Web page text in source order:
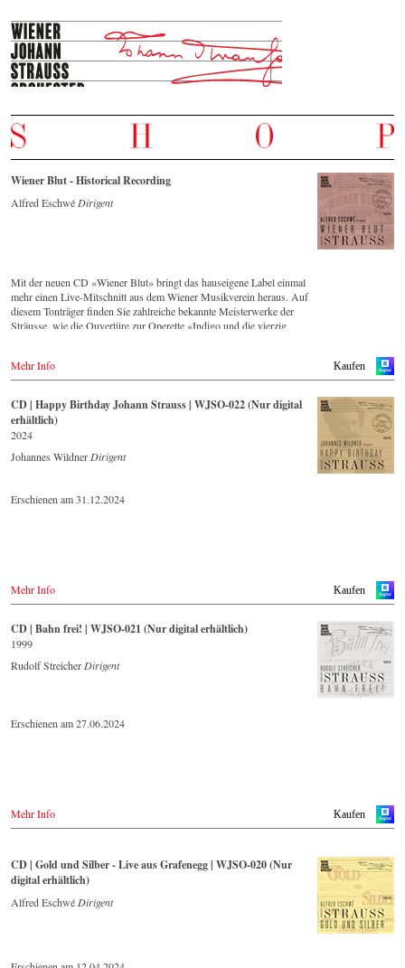
Wiener Blut - Historical Recording
Alfred Eschwé Dirigent
Mit der neuen CD «Wiener Blut» bringt das hauseigene Label einmal
mehr einen Live-Mitschnitt aus dem Wiener Musikverein heraus. Auf
diesem Tonträger finden Sie zahlreiche bekannte Meisterwerke der
Sträusse, wie die Ouvertüre zur Operette «Indigo und die vierzig
verfügbar.
Kaufen
Mehr Info
CD | Happy Birthday Johann Strauss | WJSO-022 (Nur digital
erhältlich)
2024
Johannes Wildner Dirigent
Erschienen am 31.12.2024
Kaufen
Mehr Info
CD | Bahn frei! | WJSO-021 (Nur digital erhältlich)
1999
Rudolf Streicher Dirigent
Erschienen am 27.06.2024
Kaufen
Mehr Info
CD | Gold und Silber - Live aus Grafenegg | WJSO-020 (Nur
digital erhältlich)
Alfred Eschwé Dirigent